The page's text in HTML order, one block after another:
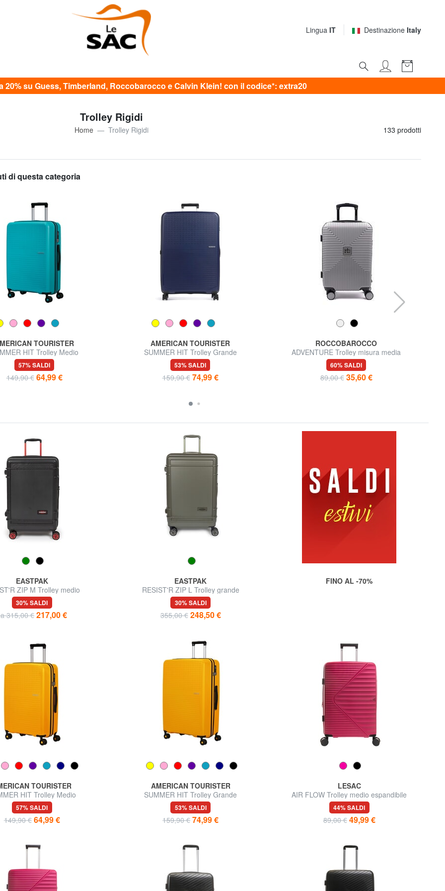
Lingua IT Destinazione Italy
20% su Guess, Timberland, Roccobarocco e Calvin Klein! con il codice*: extra20
Trolley Rigidi
Home Trolley Rigidi 133 prodotti
di questa categoria
TOURISTER
HIT Trolley Medio
57% SALDI
149,90 € 64,99 €
AMERICAN TOURISTER
SUMMER HIT Trolley Grande
53% SALDI
159,90 € 74,99 €
ROCCOBAROCCO
ADVENTURE Trolley misura media
60% SALDI
89,00 € 35,60 €
EASTPAK
ZIP M Trolley medio
30% SALDI
315,00 € 217,00 €
EASTPAK
RESIST'R ZIP L Trolley grande
30% SALDI
355,00 € 248,50 €
FINO AL -70%
TOURISTER
HIT Trolley Medio
57% SALDI
149,90 € 64,99 €
AMERICAN TOURISTER
SUMMER HIT Trolley Grande
53% SALDI
159,90 € 74,99 €
LESAC
AIR FLOW Trolley medio espandibile
44% SALDI
89,00 € 49,99 €